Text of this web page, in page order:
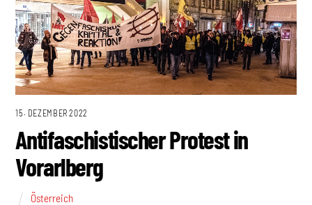
15. DEZEMBER 2022
Antifaschistischer Protest in
Vorarlberg
Österreich